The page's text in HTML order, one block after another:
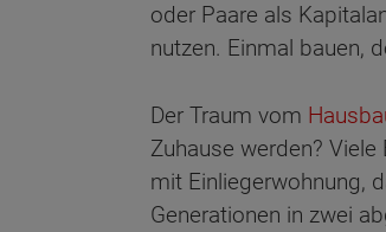
oder Paare als
nutzen. Einmal bauen,
Der Traum vom
Zuhause werden?
mit Einliegerwohnung,
Generationen in zwei